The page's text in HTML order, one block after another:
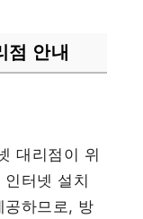
점 안내
대리점이 위
터넷 설치
공하므로, 방